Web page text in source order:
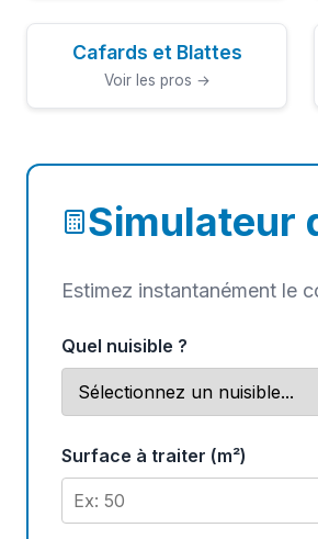
Cafards et Blattes
Voir les pros →
Simulateur
Estimez instantanément le
Quel nuisible ?
Surface à traiter (m²)